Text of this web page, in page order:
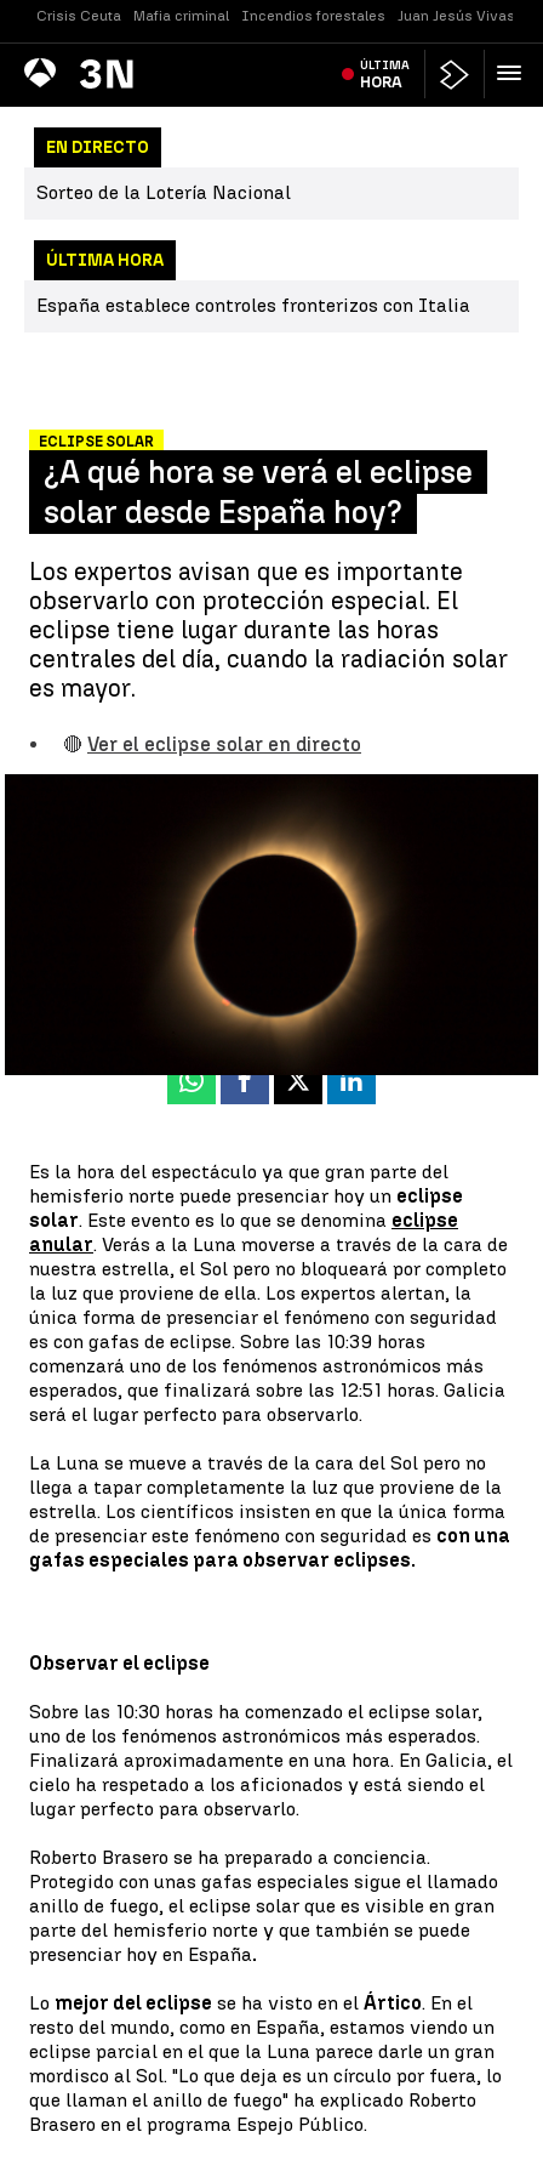
Crisis Ceuta Mafia criminal Incendios forestales Juan Jesús Vivas
Antena
3 Noticias ÚLTIMA
HORA
EN DIRECTO
Sorteo de la Lotería Nacional
ÚLTIMA HORA
España establece controles fronterizos con Italia
ECLIPSE SOLAR
¿A qué hora se verá el eclipse
solar desde España hoy?
Los expertos avisan que es importante
observarlo con protección especial. El
eclipse tiene lugar durante las horas
centrales del día, cuando la radiación solar
es mayor.
🔴 Ver el eclipse solar en directo
Ignacio Buenavista Prats
10 de junio de 2021, 12:27
10 de junio de 2021, 10:13
Whatsapp
Facebook
X Linkedin
Es la hora del espectáculo ya que gran parte del
hemisferio norte puede presenciar hoy un eclipse
solar. Este evento es lo que se denomina eclipse
anular. Verás a la Luna moverse a través de la cara de
nuestra estrella, el Sol pero no bloqueará por completo
la luz que proviene de ella. Los expertos alertan, la
única forma de presenciar el fenómeno con seguridad
es con gafas de eclipse. Sobre las 10:39 horas
comenzará uno de los fenómenos astronómicos más
esperados, que finalizará sobre las 12:51 horas. Galicia
será el lugar perfecto para observarlo.
La Luna se mueve a través de la cara del Sol pero no
llega a tapar completamente la luz que proviene de la
estrella. Los científicos insisten en que la única forma
de presenciar este fenómeno con seguridad es con una
gafas especiales para observar eclipses.
Observar el eclipse
Sobre las 10:30 horas ha comenzado el eclipse solar,
uno de los fenómenos astronómicos más esperados.
Finalizará aproximadamente en una hora. En Galicia, el
cielo ha respetado a los aficionados y está siendo el
lugar perfecto para observarlo.
Roberto Brasero se ha preparado a conciencia.
Protegido con unas gafas especiales sigue el llamado
anillo de fuego, el eclipse solar que es visible en gran
parte del hemisferio norte y que también se puede
presenciar hoy en España.
Lo mejor del eclipse se ha visto en el Ártico. En el
resto del mundo, como en España, estamos viendo un
eclipse parcial en el que la Luna parece darle un gran
mordisco al Sol. "Lo que deja es un círculo por fuera, lo
que llaman el anillo de fuego" ha explicado Roberto
Brasero en el programa Espejo Público.